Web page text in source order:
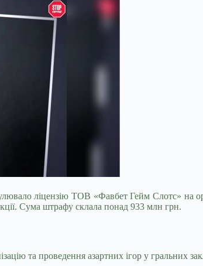
ліцензію ТОВ «Фавбет Гейм Слотс» на
Сума штрафу склала понад 933 млн грн.
та проведення азартних ігор у гральних